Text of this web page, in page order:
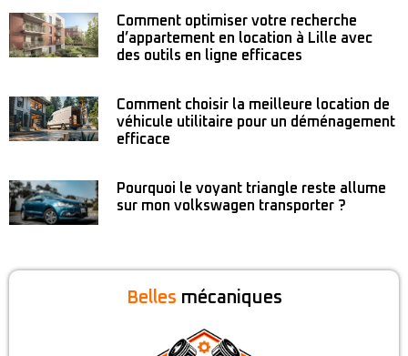
Comment optimiser votre recherche
d’appartement en location à Lille avec
des outils en ligne efficaces
Comment choisir la meilleure location de
véhicule utilitaire pour un déménagement
efficace
Pourquoi le voyant triangle reste allume
sur mon volkswagen transporter ?
Belles mécaniques